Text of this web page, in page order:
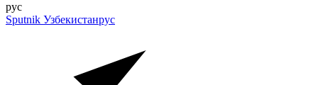
рус
Sputnik Узбекистанрус